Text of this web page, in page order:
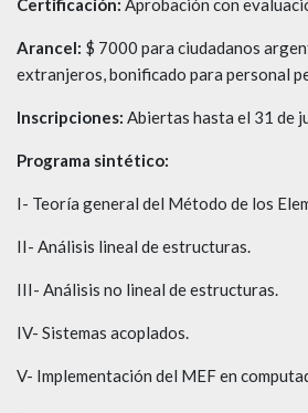
Certificación: Aprobación con
Arancel: $ 7000 para ciudadanos
extranjeros, bonificado para personal
Inscripciones: Abiertas hasta el 31 de
Programa sintético:
I- Teoría general del Método de los
II- Análisis lineal de estructuras.
III- Análisis no lineal de estructuras.
IV- Sistemas acoplados.
V- Implementación del MEF en